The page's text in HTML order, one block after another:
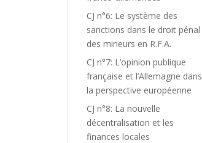
CJ n°6: Le système des
sanctions dans le droit pénal
des mineurs en R.F.A.
CJ n°7: L’opinion publique
française et l’Allemagne dans
la perspective européenne
CJ n°8: La nouvelle
décentralisation et les
finances locales